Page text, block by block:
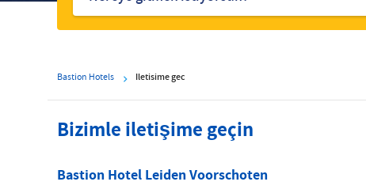
Bastion Hotels Iletisime gec
Bizimle iletişime geçin
Bastion Hotel Leiden Voorschoten